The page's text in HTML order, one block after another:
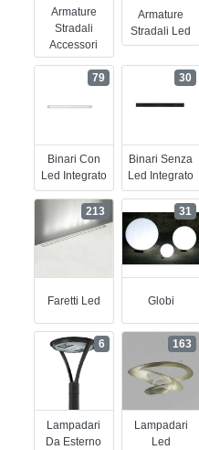
Armature
Stradali
Accessori
Armature
Stradali Led
Binari Con
Led Integrato
79
Binari Senza
Led Integrato
30
Faretti Led
213
Globi
31
Lampadari
Da Esterno
6
Lampadari
Led
163